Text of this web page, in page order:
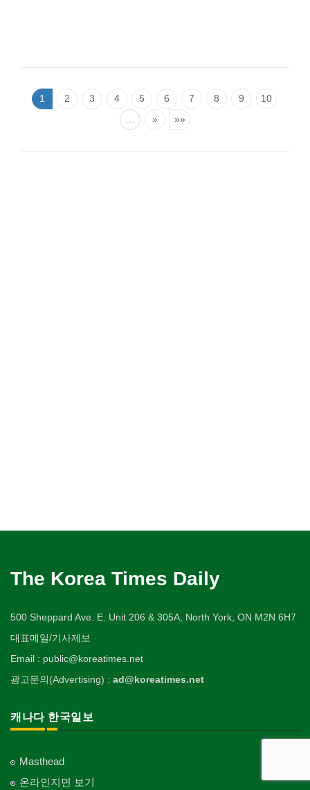
1 2 3 4 5 6 7 8 9
10
» »»
The Korea Times Daily
500 Sheppard Ave. E. Unit 206 & 305A, North York, ON M2N 6H7
대표메일/기사제보
Email : public@koreatimes.net
광고문의(Advertising) : ad@koreatimes.net
캐나다 한국일보
Masthead
온라인지면 보기